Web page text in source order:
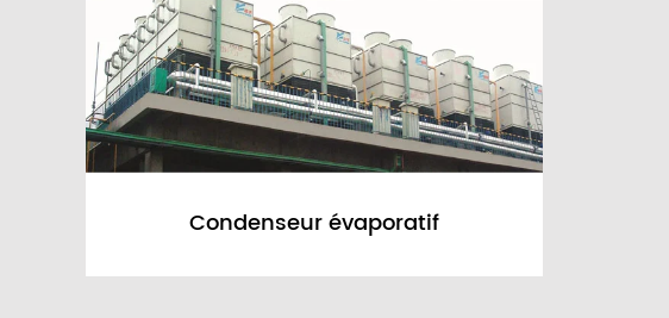
Condenseur évaporatif